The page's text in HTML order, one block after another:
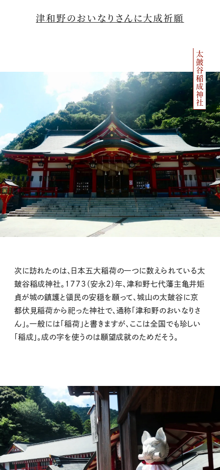
津和野のおいなりさんに大成祈願
太皷谷稲成神社
次に訪れたのは、日本五大稲荷の一つに数えられている太
皷谷稲成神社。1773（安永2）年、津和野七代藩主亀井矩
貞が城の鎮護と領民の安穏を願って、城山の太皷谷に京
都伏見稲荷から祀った神社で、 通称「津和野のおいなりさ
ん」。一般には「稲荷」と書きますが、ここは全国でも珍しい
「稲成」。成の字を使うのは願望成就のためだそう。